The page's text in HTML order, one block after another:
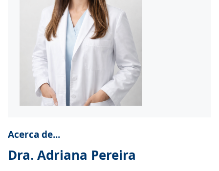
Acerca de...
Dra. Adriana Pereira